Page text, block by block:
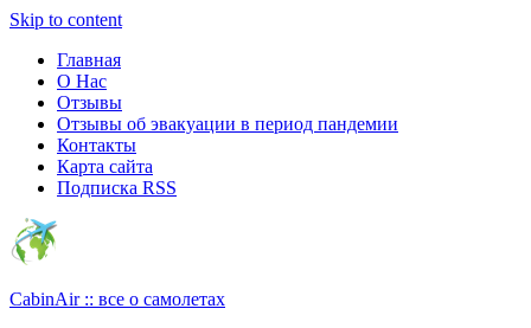
Skip to content
Главная
О Нас
Отзывы
Отзывы об эвакуации в период пандемии
Контакты
Карта сайта
Подписка RSS
CabinAir :: все о самолетах